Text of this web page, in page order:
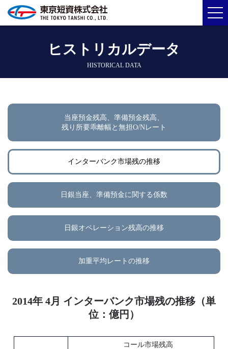
ヒストリカルデータ
HISTORICAL DATA
当座預金残高、準備預金残高、
残り所要乖離幅と無担O/Nレート
インターバンク市場残の推移
日銀当座、準備預金に関する係数
日銀オペレーション残高の推移
加重平均レートの推移
2014年 4月 インターバンク市場残の推移（単
位：億円）
コール市場残高